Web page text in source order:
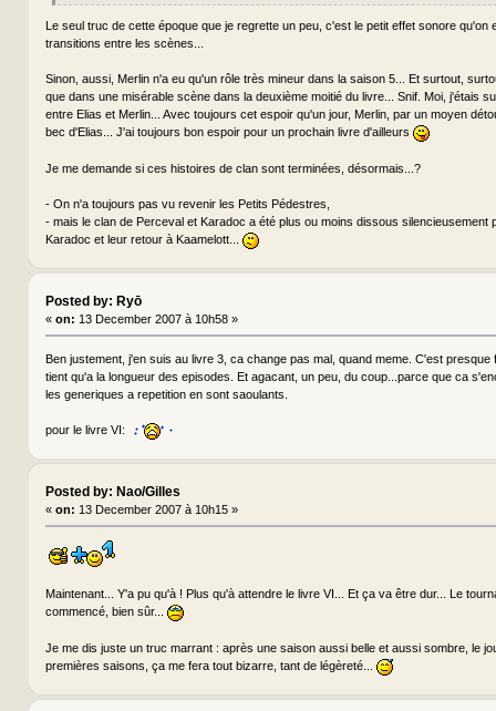
Le seul truc de cette époque que je regrette un peu, c'est le petit effet sonore qu'on
transitions entre les scènes...
Sinon, aussi, Merlin n'a eu qu'un rôle très mineur dans la saison 5... Et surtout,
que dans une misérable scène dans la deuxième moitié du livre... Snif. Moi, j'étais
entre Elias et Merlin... Avec toujours cet espoir qu'un jour, Merlin, par un moyen
bec d'Elias... J'ai toujours bon espoir pour un prochain livre d'ailleurs
Je me demande si ces histoires de clan sont terminées, désormais...?
- On n'a toujours pas vu revenir les Petits Pédestres,
- mais le clan de Perceval et Karadoc a été plus ou moins dissous silencieusement
Karadoc et leur retour à Kaamelott...
Posted by: Ryō
« on: 13 December 2007 à 10h58 »
Ben justement, j'en suis au livre 3, ca change pas mal, quand meme. C'est
tient qu'a la longueur des episodes. Et agacant, un peu, du coup...parce que ca
les generiques a repetition en sont saoulants.
pour le livre VI:
Posted by: Nao/Gilles
« on: 13 December 2007 à 10h15 »
Maintenant... Y'a pu qu'à ! Plus qu'à attendre le livre VI... Et ça va être dur... Le
commencé, bien sûr...
Je me dis juste un truc marrant : après une saison aussi belle et aussi sombre, le
premières saisons, ça me fera tout bizarre, tant de légèreté...